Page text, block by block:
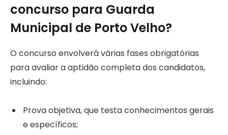
concurso para Guarda
Municipal de Porto Velho?
O concurso envolverá várias fases obrigatórias
para avaliar a aptidão completa dos candidatos,
incluindo:
Prova objetiva, que testa conhecimentos gerais
e específicos;